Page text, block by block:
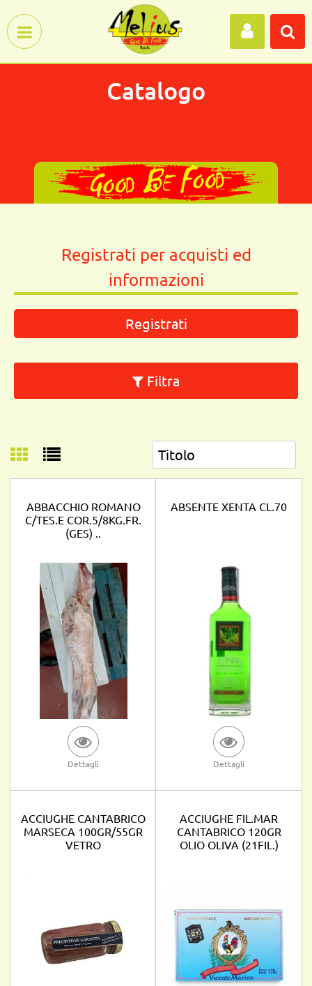
Catalogo
Registrati per acquisti ed
informazioni
Registrati
Filtra
ABBACCHIO ROMANO
C/TES.E COR.5/8KG.FR.
(GES) ..
Dettagli
ABSENTE XENTA CL.70
Dettagli
ACCIUGHE CANTABRICO
MARSECA 100GR/55GR
VETRO
ACCIUGHE FIL.MAR
CANTABRICO 120GR
OLIO OLIVA (21FIL.)